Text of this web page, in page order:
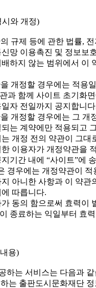
시와 개정)
규제 등에 관한 법률,
망 이용촉진 및 정보보
하지 않는 범위에서 이
개정할 경우에는 적용
과 함께 사이트 초기화
자 전일까지 공지합니
개정할 경우에는 그 개
는 계약에만 적용되고
개정 전의 약관이 그대
이용자가 개정약관을
기간 내에 “사이트”에
경우에는 개정약관이 적
아니한 사항과 이 약관
따릅니다.
동의 함으로써 효력이
종료하는 익일부터 효
용)
하는 서비스는 다음과
는 출판도시문화재단